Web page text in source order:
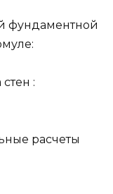
фундаментной
:
расчеты